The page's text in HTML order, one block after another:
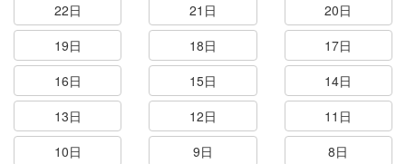
22日
21日
20日
19日
18日
17日
16日
15日
14日
13日
12日
11日
10日
9日
8日